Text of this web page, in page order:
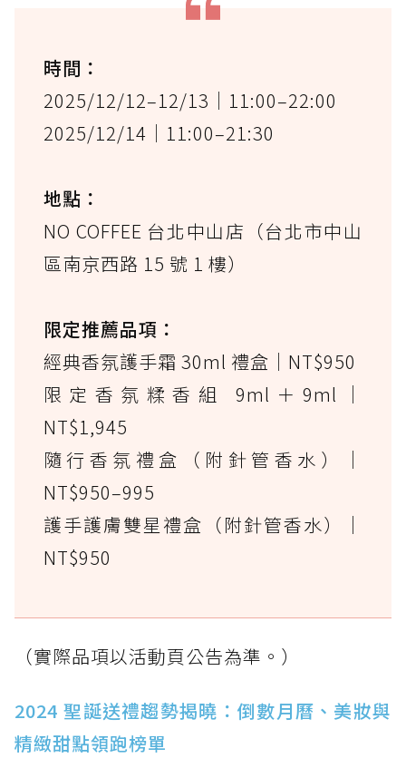
時間：
2025/12/12–12/13｜11:00–22:00
2025/12/14｜11:00–21:30
地點：
NO COFFEE 台北中山店（台北市中山
區南京西路 15 號 1 樓）
限定推薦品項：
經典香氛護手霜 30ml 禮盒｜NT$950
限定香氛糅香組 9ml＋9ml｜
NT$1,945
隨行香氛禮盒（附針管香水）｜
NT$950–995
護手護膚雙星禮盒（附針管香水）｜
NT$950
（實際品項以活動頁公告為準。）
2024 聖誕送禮趨勢揭曉：倒數月曆、美妝與
精緻甜點領跑榜單